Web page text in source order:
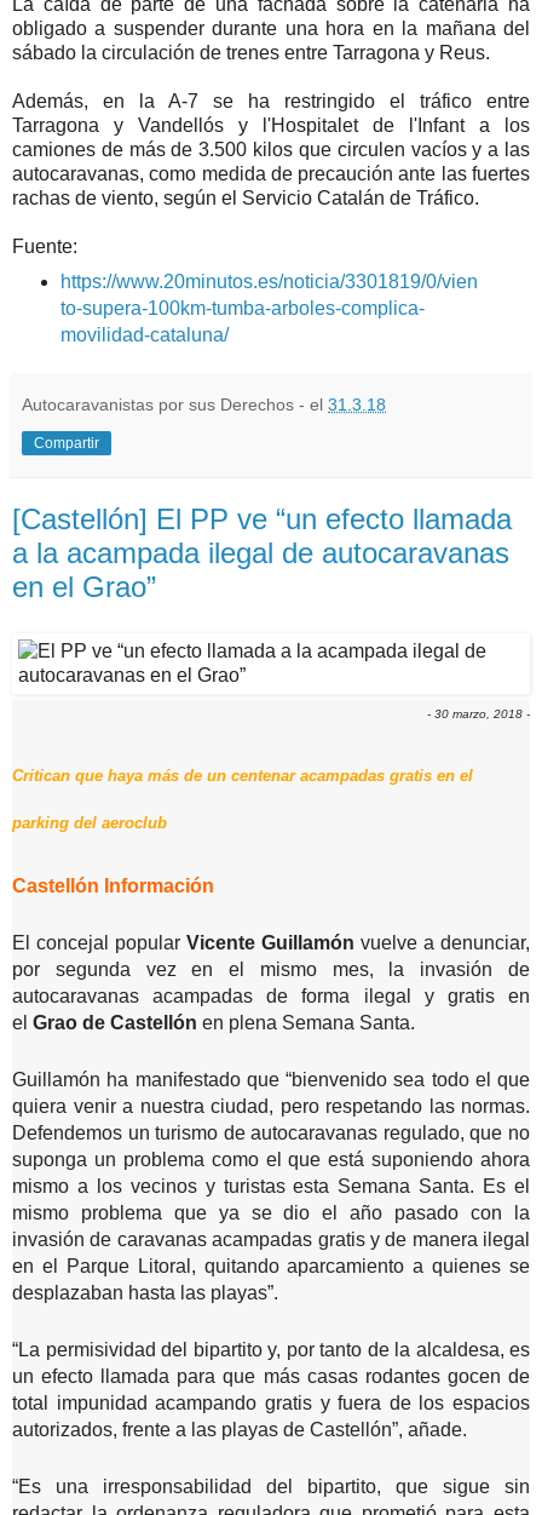
La caída de parte de una fachada sobre la catenaria ha
obligado a suspender durante una hora en la mañana del
sábado la circulación de trenes entre Tarragona y Reus.
Además, en la A-7 se ha restringido el tráfico entre
Tarragona y Vandellós y l'Hospitalet de l'Infant a los
camiones de más de 3.500 kilos que circulen vacíos y a las
autocaravanas, como medida de precaución ante las fuertes
rachas de viento, según el Servicio Catalán de Tráfico.
Fuente:
https://www.20minutos.es/noticia/3301819/0/vien
to-supera-100km-tumba-arboles-complica-
movilidad-cataluna/
Autocaravanistas por sus Derechos - el 31.3.18
Compartir
[Castellón] El PP ve “un efecto llamada
a la acampada ilegal de autocaravanas
en el Grao”
- 30 marzo, 2018 -
Critican que haya más de un centenar acampadas gratis en el
parking del aeroclub
Castellón Información
El concejal popular Vicente Guillamón vuelve a denunciar,
por segunda vez en el mismo mes, la invasión de
autocaravanas acampadas de forma ilegal y gratis en
el Grao de Castellón en plena Semana Santa.
Guillamón ha manifestado que “bienvenido sea todo el que
quiera venir a nuestra ciudad, pero respetando las normas.
Defendemos un turismo de autocaravanas regulado, que no
suponga un problema como el que está suponiendo ahora
mismo a los vecinos y turistas esta Semana Santa. Es el
mismo problema que ya se dio el año pasado con la
invasión de caravanas acampadas gratis y de manera ilegal
en el Parque Litoral, quitando aparcamiento a quienes se
desplazaban hasta las playas”.
“La permisividad del bipartito y, por tanto de la alcaldesa, es
un efecto llamada para que más casas rodantes gocen de
total impunidad acampando gratis y fuera de los espacios
autorizados, frente a las playas de Castellón”, añade.
“Es una irresponsabilidad del bipartito, que sigue sin